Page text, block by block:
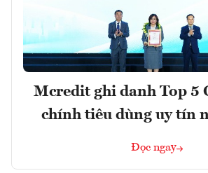
Mcredit ghi danh Top 5
chính tiêu dùng uy tín
Đọc ngay